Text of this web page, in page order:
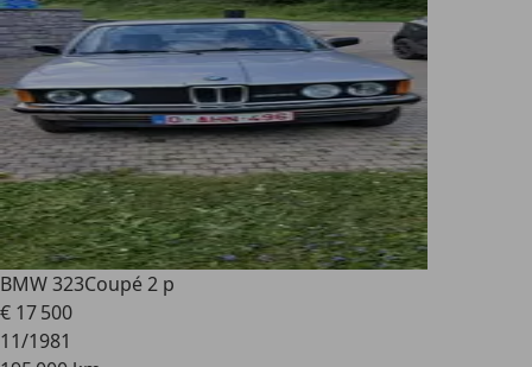
BMW 323Coupé 2 p
€ 17 500
11/1981